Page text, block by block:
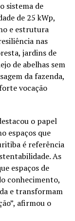
sistema de
de 25 kWp,
e estrutura
nas
jardins de
de abelhas sem
da fazenda,
vocação
o papel
espaços que
é referência
As
espaços de
conhecimento,
e transformam
afirmou o